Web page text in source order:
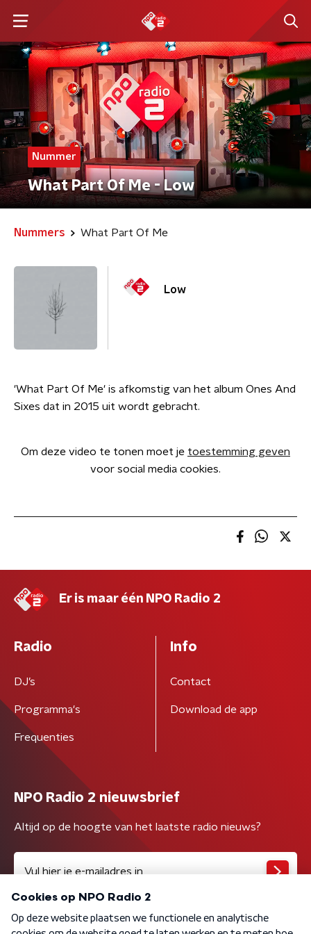
Nummer
What Part Of Me - Low
Nummers What Part Of Me
Low
'What Part Of Me' is afkomstig van het album Ones And
Sixes dat in 2015 uit wordt gebracht.
Om deze video te tonen moet je toestemming geven
voor social media cookies.
Er is maar één NPO Radio 2
Radio
DJ’s
Programma's
Frequenties
Info
Contact
Download de app
NPO Radio 2 nieuwsbrief
Altijd op de hoogte van het laatste radio nieuws?